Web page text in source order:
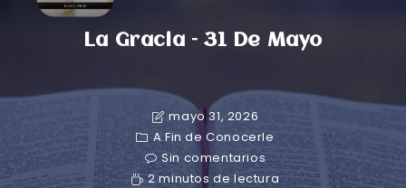
La Gracia – 31 De Mayo
mayo 31, 2026
A Fin de Conocerle
Sin comentarios
2 minutos de lectura